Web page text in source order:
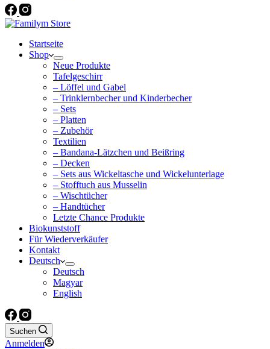
Startseite
Shop
Neue Produkte
Tafelgeschirr
– Löffel und Gabel
– Trinklernbecher und Kinderbecher
– Sets
– Platten
– Zubehör
Textilien
– Bandana-Lätzchen und Beißring
– Decken
– Sets aus Wickeltasche und Wickelunterlage
– Stofftuch aus Musselin
– Wischtücher
– Handtücher
Letzte Chance Produkte
Biokunststoff
Für Wiederverkäufer
Kontakt
Deutsch
Deutsch
Magyar
English
Suchen
Anmelden